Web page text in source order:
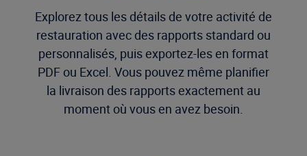
Explorez tous les détails de votre activité de
restauration avec des rapports standard ou
personnalisés, puis exportez-les en format
PDF ou Excel. Vous pouvez même planifier
la livraison des rapports exactement au
moment où vous en avez besoin.